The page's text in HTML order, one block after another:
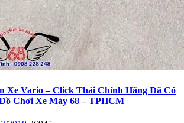
Xe Vario – Click Thái Chính Hãng Đã Có
Chơi Xe Máy 68 – TPHCM